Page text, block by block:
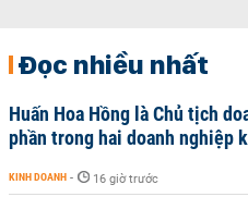
Đọc nhiều nhất
Huấn Hoa Hồng là Chủ tịch
phần trong hai doanh nghiệp
KINH DOANH - 16 giờ trước